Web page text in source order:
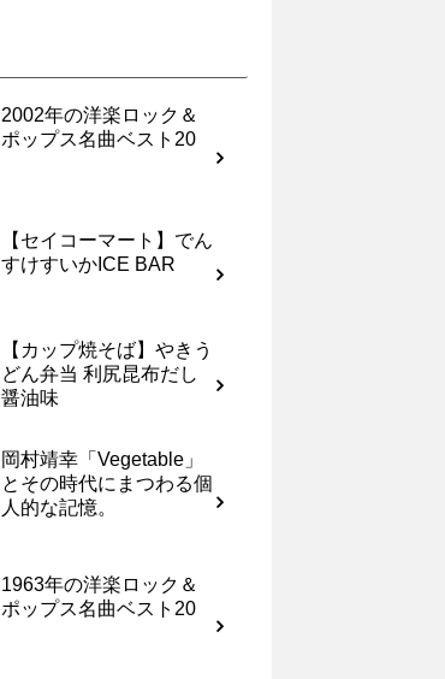
2002年の洋楽ロック＆
ポップス名曲ベスト20
【セイコーマート】でん
すけすいかICE BAR
【カップ焼そば】やきう
どん弁当 利尻昆布だし
醤油味
岡村靖幸「Vegetable」
とその時代にまつわる個
人的な記憶。
1963年の洋楽ロック＆
ポップス名曲ベスト20